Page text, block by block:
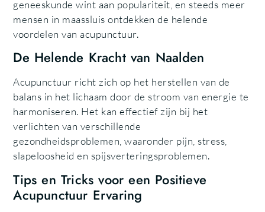
geneeskunde wint aan populariteit, en steeds meer
mensen in maassluis ontdekken de helende
voordelen van acupunctuur.
De Helende Kracht van Naalden
Acupunctuur richt zich op het herstellen van de
balans in het lichaam door de stroom van energie te
harmoniseren. Het kan effectief zijn bij het
verlichten van verschillende
gezondheidsproblemen, waaronder pijn, stress,
slapeloosheid en spijsverteringsproblemen.
Tips en Tricks voor een Positieve
Acupunctuur Ervaring